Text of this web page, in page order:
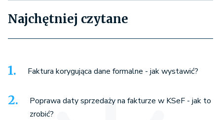
Najchętniej czytane
Faktura korygująca dane formalne - jak wystawić?
Poprawa daty sprzedaży na fakturze w KSeF - jak to
zrobić?